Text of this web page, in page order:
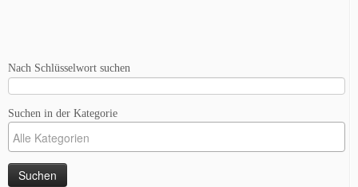
Nach Schlüsselwort suchen
Suchen in der Kategorie